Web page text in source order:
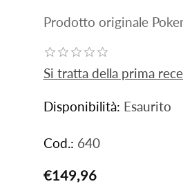
Prodotto originale
Si tratta della prima
Disponibilità: Esaurito
Cod.: 640
€149,96